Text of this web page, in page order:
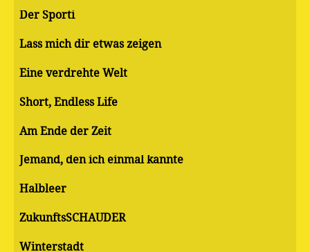
Der Sporti
Lass mich dir etwas zeigen
Eine verdrehte Welt
Short, Endless Life
Am Ende der Zeit
Jemand, den ich einmal kannte
Halbleer
ZukunftsSCHAUDER
Winterstadt